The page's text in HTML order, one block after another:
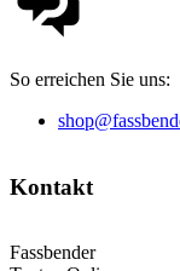
So erreichen Sie uns:
Kontakt
Fassbender